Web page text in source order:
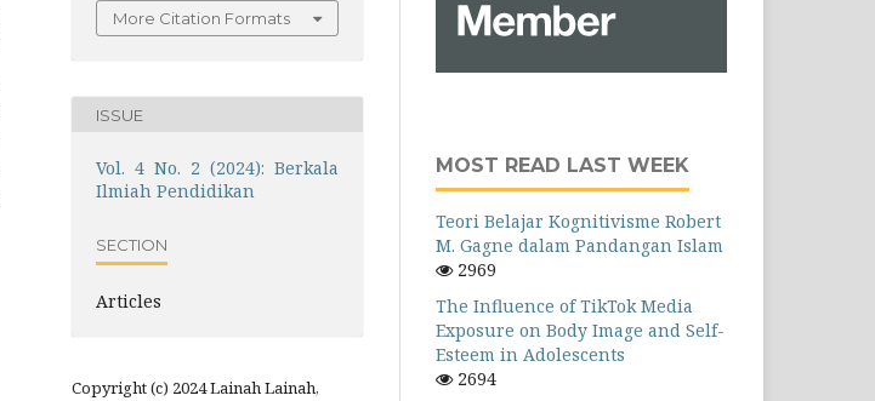
More Citation Formats
ISSUE
Vol. 4 No. 2 (2024): Berkala
Ilmiah Pendidikan
SECTION
Articles
Copyright (c) 2024 Lainah Lainah,
MOST READ LAST WEEK
Teori Belajar Kognitivisme Robert
M. Gagne dalam Pandangan Islam
2969
The Influence of TikTok Media
Exposure on Body Image and Self-
Esteem in Adolescents
2694